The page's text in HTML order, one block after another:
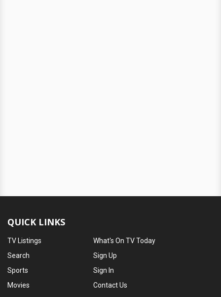
QUICK LINKS
TV Listings
Search
Sports
Movies
What's On TV Today
Sign Up
Sign In
Contact Us